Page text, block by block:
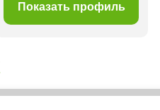
Показать профиль